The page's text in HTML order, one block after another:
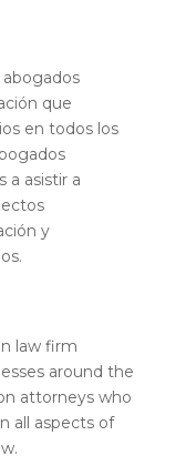
que
en todos los
a asistir a
y
law firm
around the
attorneys who
all aspects of